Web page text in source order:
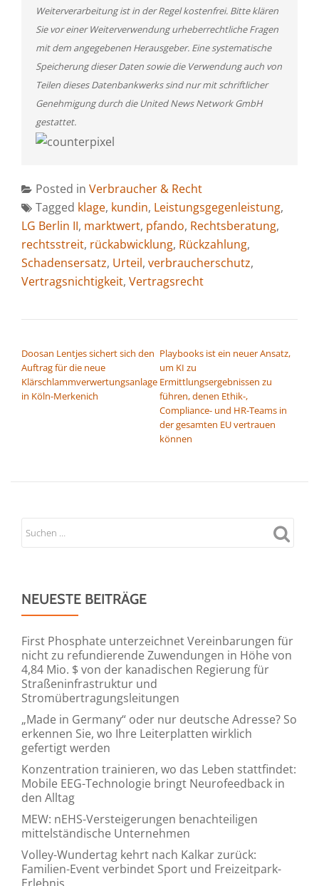
Weiterverarbeitung ist in der Regel kostenfrei. Bitte klären
Sie vor einer Weiterverwendung urheberrechtliche Fragen
mit dem angegebenen Herausgeber. Eine systematische
Speicherung dieser Daten sowie die Verwendung auch von
Teilen dieses Datenbankwerks sind nur mit schriftlicher
Genehmigung durch die United News Network GmbH
gestattet.
Posted in Verbraucher & Recht
Tagged klage, kundin, Leistungsgegenleistung,
LG Berlin II, marktwert, pfando, Rechtsberatung,
rechtsstreit, rückabwicklung, Rückzahlung,
Schadensersatz, Urteil, verbraucherschutz,
Vertragsnichtigkeit, Vertragsrecht
Doosan Lentjes sichert sich den
Auftrag für die neue
Klärschlammverwertungsanlage
in Köln-Merkenich
Playbooks ist ein neuer Ansatz,
um KI zu
Ermittlungsergebnissen zu
führen, denen Ethik-,
Compliance- und HR-Teams in
der gesamten EU vertrauen
können
NEUESTE BEITRÄGE
First Phosphate unterzeichnet Vereinbarungen für
nicht zu refundierende Zuwendungen in Höhe von
4,84 Mio. $ von der kanadischen Regierung für
Straßeninfrastruktur und
Stromübertragungsleitungen
„Made in Germany“ oder nur deutsche Adresse? So
erkennen Sie, wo Ihre Leiterplatten wirklich
gefertigt werden
Konzentration trainieren, wo das Leben stattfindet:
Mobile EEG-Technologie bringt Neurofeedback in
den Alltag
MEW: nEHS-Versteigerungen benachteiligen
mittelständische Unternehmen
Volley-Wundertag kehrt nach Kalkar zurück:
Familien-Event verbindet Sport und Freizeitpark-